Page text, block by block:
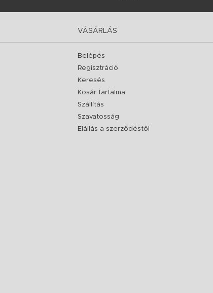
VÁSÁRLÁS
Belépés
Regisztráció
Keresés
Kosár tartalma
Szállítás
Szavatosság
Elállás a szerződéstől